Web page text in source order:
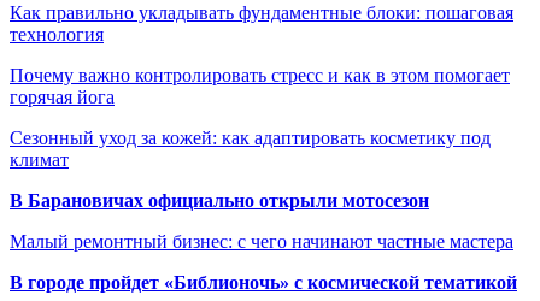
Как правильно укладывать фундаментные блоки: пошаговая
технология
Почему важно контролировать стресс и как в этом помогает
горячая йога
Сезонный уход за кожей: как адаптировать косметику под
климат
В Барановичах официально открыли мотосезон
Малый ремонтный бизнес: с чего начинают частные мастера
В городе пройдет «Библионочь» с космической тематикой